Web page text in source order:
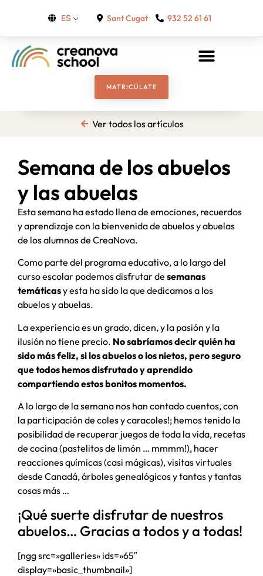
ES Sant Cugat 932 52 61 61
MATRICÚLATE
Ver todos los artículos
Semana de los abuelos
y las abuelas
Esta semana ha estado llena de emociones, recuerdos
y aprendizaje con la bienvenida de abuelos y abuelas
de los alumnos de CreaNova.
Como parte del programa educativo, a lo largo del
curso escolar podemos disfrutar de semanas
temáticasy esta ha sido la que dedicamos a los
abuelos y abuelas.
La experiencia es un grado, dicen, y la pasión y la
ilusión no tiene precio. No sabríamos decir quién ha
sido más feliz, si los abuelos o los nietos, pero seguro
que todos hemos disfrutado y aprendido
compartiendo estos bonitos momentos.
A lo largo de la semana nos han contado cuentos, con
la participación de coles y caracoles!; hemos tenido la
posibilidad de recuperar juegos de toda la vida, recetas
de cocina (pastelitos de limón … mmmm!), hacer
reacciones químicas (casi mágicas), visitas virtuales
desde Canadá, árboles genealógicos y tantas y tantas
cosas más …
¡Qué suerte disfrutar de nuestros
abuelos… Gracias a todos y a todas!
[ngg src=»galleries» ids=»65″
display=»basic_thumbnail»]